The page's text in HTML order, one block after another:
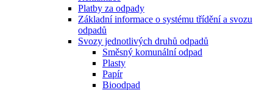
Platby za odpady
Základní informace o systému třídění a svozu
odpadů
Svozy jednotlivých druhů odpadů
Směsný komunální odpad
Plasty
Papír
Bioodpad